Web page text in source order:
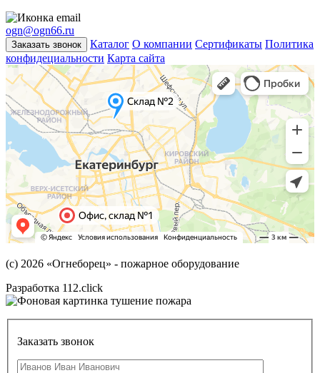
ogn@ogn66.ru
Заказать звонок Каталог О компании Сертификаты Политика
конфидециальности Карта сайта
(с) 2026 «Огнеборец» - пожарное оборудование
Разработка 112.click
Заказать звонок